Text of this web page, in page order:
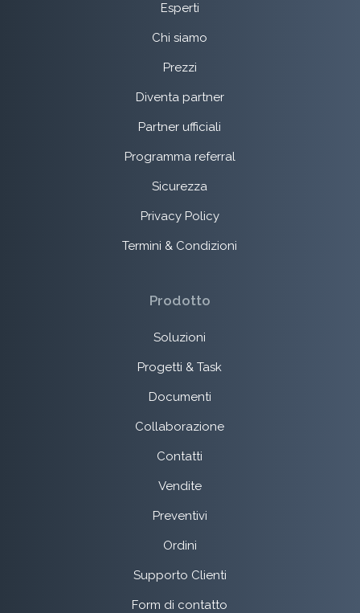
Esperti
Chi siamo
Prezzi
Diventa partner
Partner ufficiali
Programma referral
Sicurezza
Privacy Policy
Termini & Condizioni
Prodotto
Soluzioni
Progetti & Task
Documenti
Collaborazione
Contatti
Vendite
Preventivi
Ordini
Supporto Clienti
Form di contatto